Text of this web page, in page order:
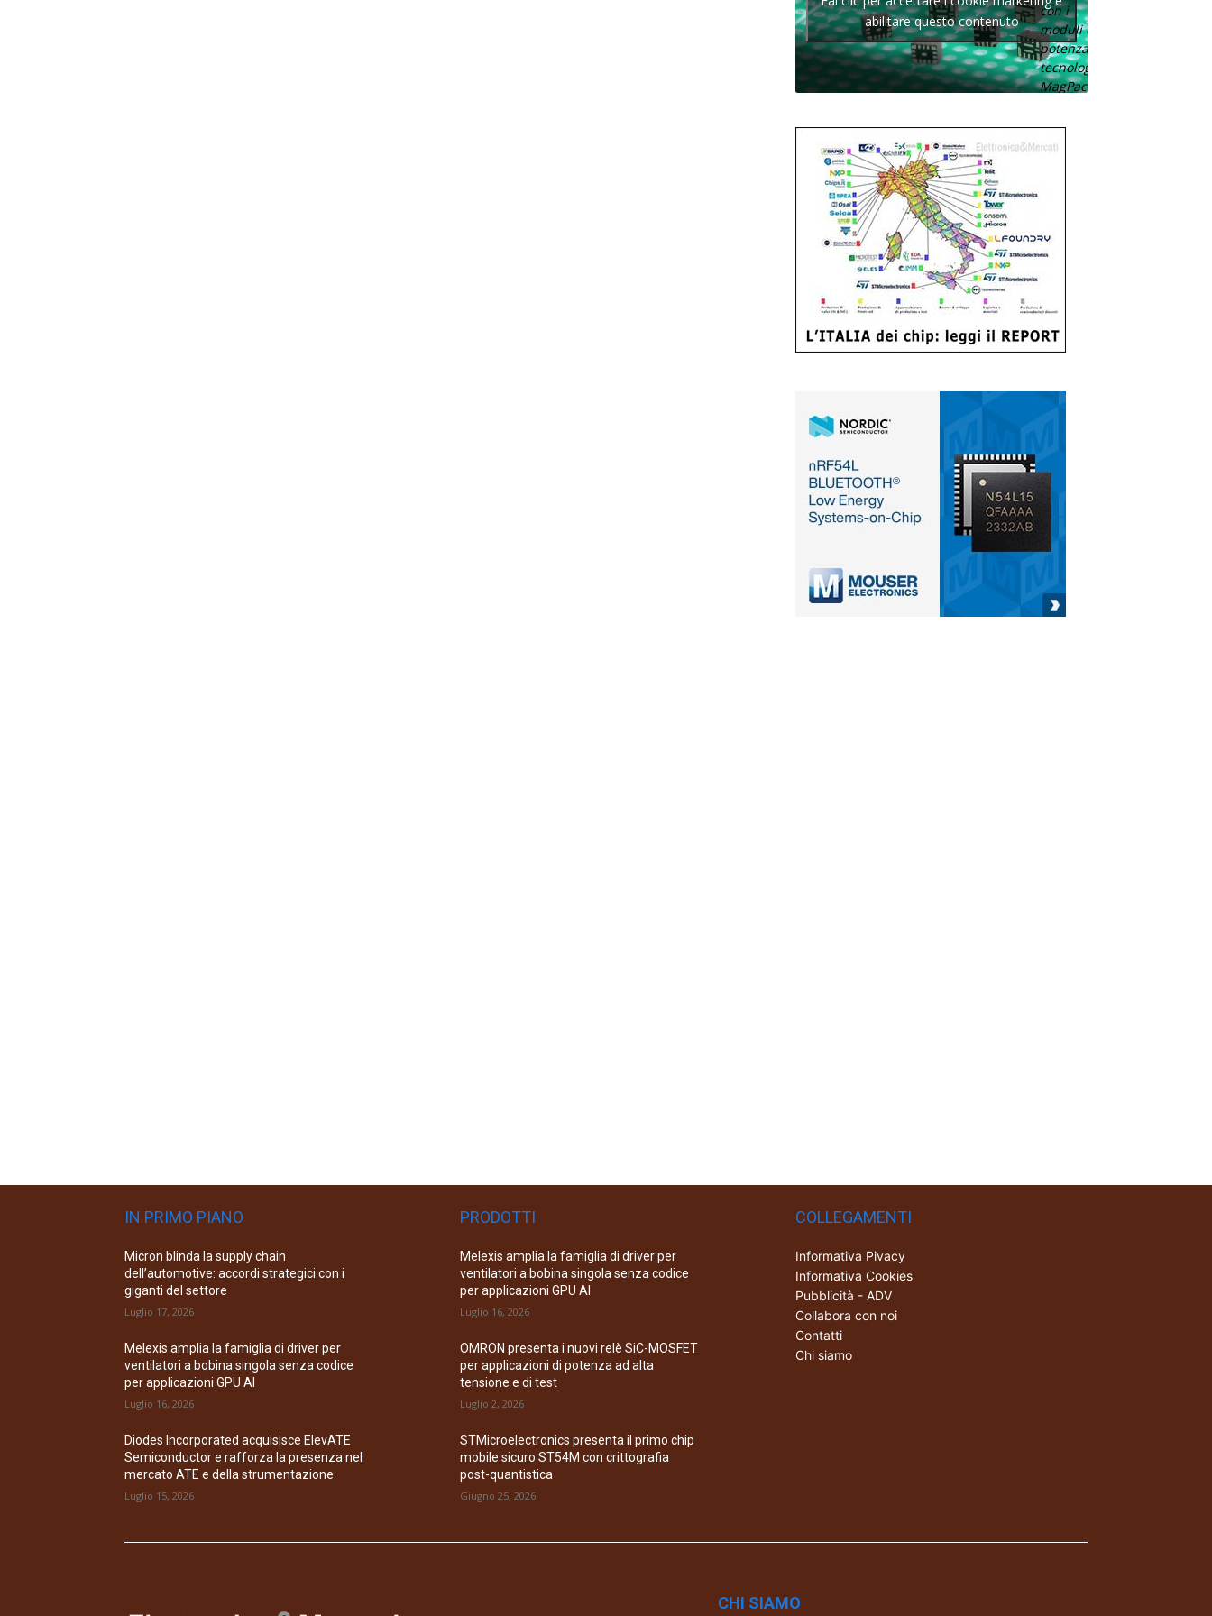
con i
moduli di
potenza con
tecnologia
MagPack.
abilitare questo contenuto
IN PRIMO PIANO
Micron blinda la supply chain
dell’automotive: accordi strategici con i
giganti del settore
Luglio 17, 2026
Melexis amplia la famiglia di driver per
ventilatori a bobina singola senza codice
per applicazioni GPU AI
Luglio 16, 2026
Diodes Incorporated acquisisce ElevATE
Semiconductor e rafforza la presenza nel
mercato ATE e della strumentazione
Luglio 15, 2026
PRODOTTI
Melexis amplia la famiglia di driver per
ventilatori a bobina singola senza codice
per applicazioni GPU AI
Luglio 16, 2026
OMRON presenta i nuovi relè SiC-MOSFET
per applicazioni di potenza ad alta
tensione e di test
Luglio 2, 2026
STMicroelectronics presenta il primo chip
mobile sicuro ST54M con crittografia
post-quantistica
Giugno 25, 2026
COLLEGAMENTI
Informativa Pivacy
Informativa Cookies
Pubblicità - ADV
Collabora con noi
Contatti
Chi siamo
CHI SIAMO